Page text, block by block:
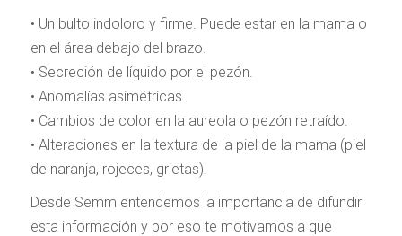
• Un bulto indoloro y firme. Puede estar en la mama o
en el área debajo del brazo.
• Secreción de líquido por el pezón.
• Anomalías asimétricas.
• Cambios de color en la aureola o pezón retraído.
• Alteraciones en la textura de la piel de la mama (piel
de naranja, rojeces, grietas).
Desde Semm entendemos la importancia de difundir
esta información y por eso te motivamos a que